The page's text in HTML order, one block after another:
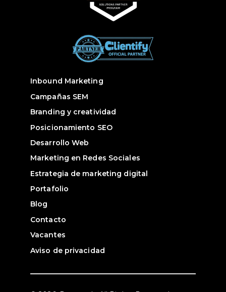
Inbound Marketing
Campañas SEM
Branding y creatividad
Posicionamiento SEO
Desarrollo Web
Marketing en Redes Sociales
Estrategia de marketing digital
Portafolio
Blog
Contacto
Vacantes
Aviso de privacidad